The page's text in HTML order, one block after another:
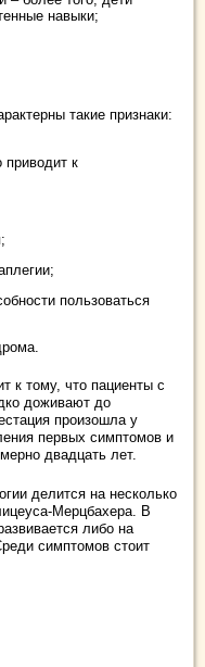
навыки;
такие признаки:
приводит к
пользоваться
к тому, что пациенты с
доживают до
произошла у
первых симптомов и
двадцать лет.
делится на несколько
Мерцбахера. В
либо на
симптомов стоит